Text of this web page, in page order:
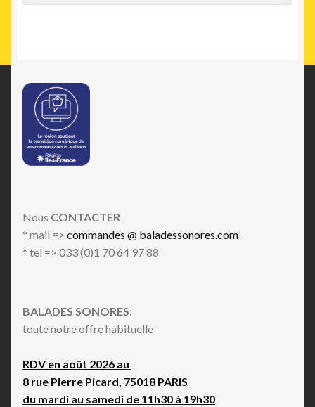
Folk Rock
Minimal
Modern Classical
Noise
Pop Rock
Shoegaze
Soundtrack
Synth-pop
Nous CONTACTER
* mail => commandes @ baladessonores.com
* tel => 033 (0)1 70 64 97 88
BALADES SONORES:
toute notre offre habituelle
RDV en août 2026 au
8 rue Pierre Picard, 75018 PARIS
du mardi au samedi de 11h30 à 19h30